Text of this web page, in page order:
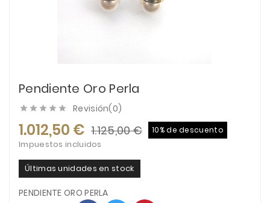
Pendiente Oro Perla
     Revisión(0)
1.012,50 € 1.125,00 € 10% de descuento
Impuestos incluidos
Últimas unidades en stock
PENDIENTE ORO PERLA